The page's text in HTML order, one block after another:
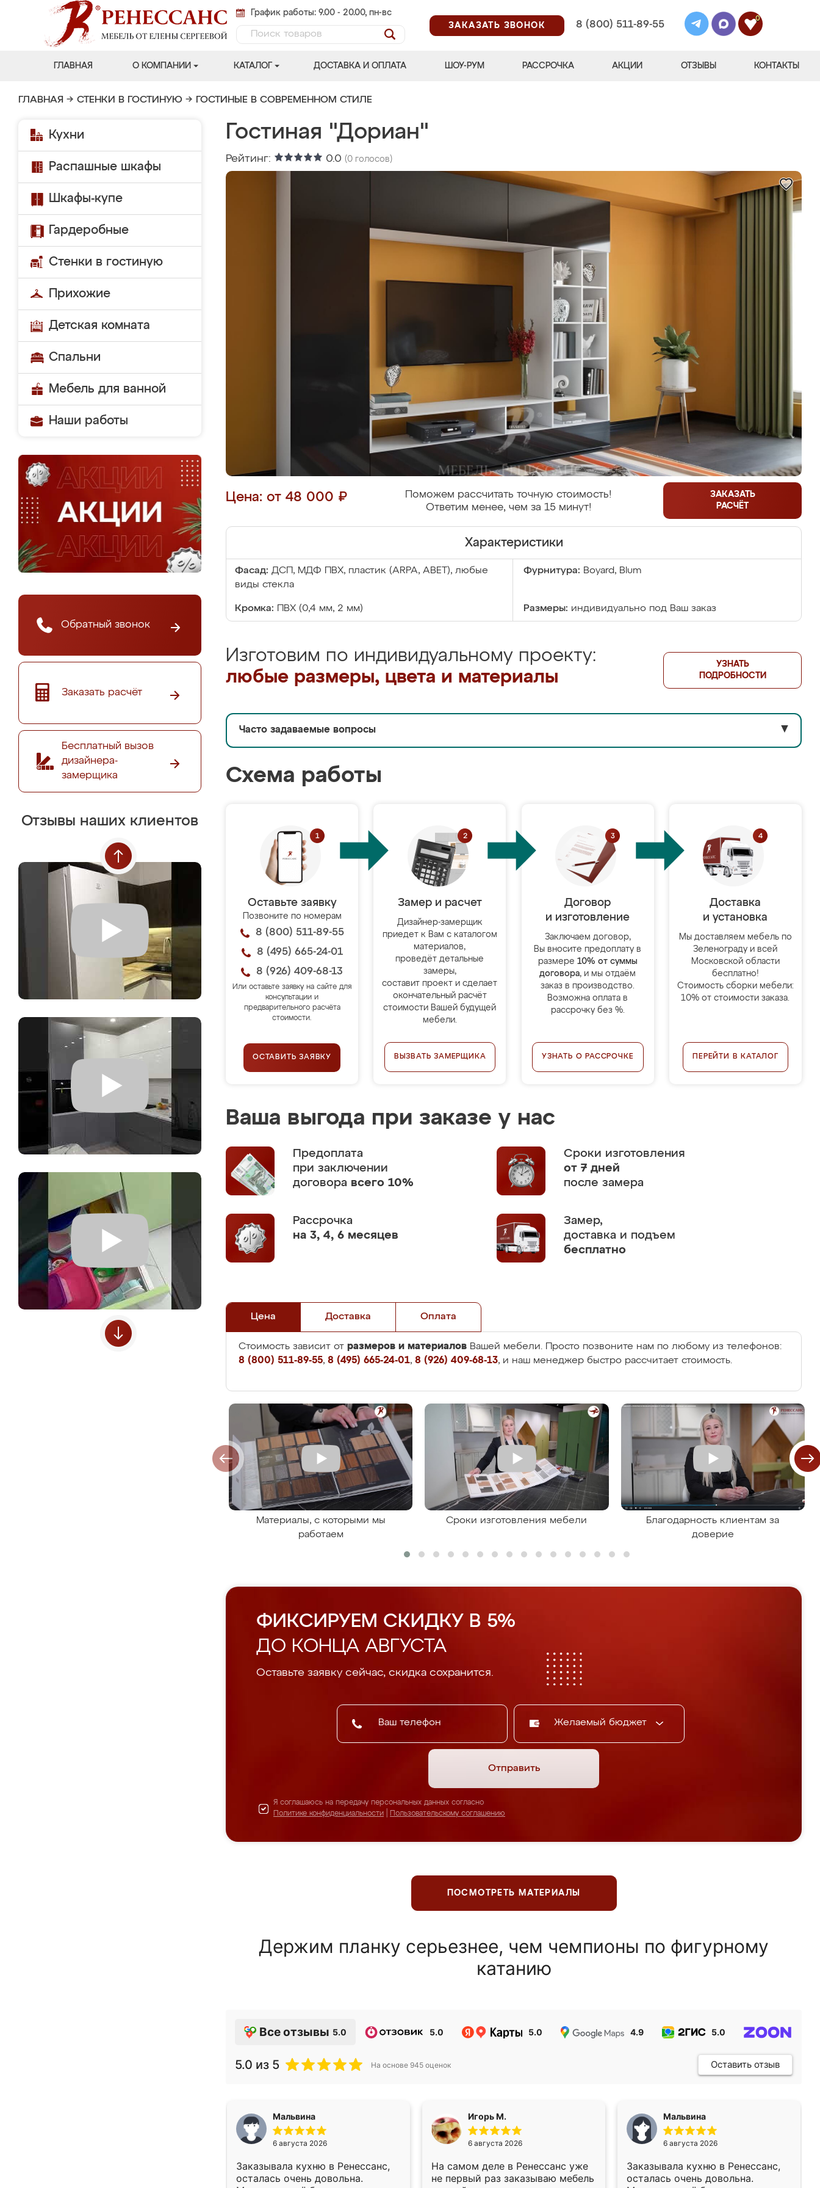
График работы: 9.00 - 20.00, пн-вс
ЗАКАЗАТЬ ЗВОНОК
8 (800) 511-89-55
0
ГЛАВНАЯ О КОМПАНИИ КАТАЛОГ ДОСТАВКА И ОПЛАТА ШОУ-РУМ РАССРОЧКА АКЦИИ ОТЗЫВЫ КОНТАКТЫ
ГЛАВНАЯ → СТЕНКИ В ГОСТИНУЮ → ГОСТИНЫЕ В СОВРЕМЕННОМ СТИЛЕ
Кухни
Распашные шкафы
Шкафы-купе
Гардеробные
Стенки в гостиную
Прихожие
Детская комната
Спальни
Мебель для ванной
Наши работы
Обратный звонок
Заказать расчёт
Бесплатный вызов
дизайнера-
замерщика
Отзывы наших клиентов
Гостиная "Дориан"
Рейтинг: 0.0 (0 голосов)
Цена: от 48 000 ₽
Поможем рассчитать точную стоимость!
Ответим менее, чем за 15 минут!
ЗАКАЗАТЬ
РАСЧЁТ
Характеристики
Фасад: ДСП, МДФ ПВХ, пластик (ARPA, ABET), любые
виды стекла
Фурнитура: Boyard, Blum
Кромка: ПВХ (0,4 мм, 2 мм) Размеры: индивидуально под Ваш заказ
Изготовим по индивидуальному проекту:
любые размеры, цвета и материалы
УЗНАТЬ
ПОДРОБНОСТИ
Часто задаваемые вопросы ▼
Схема работы
Оставьте заявку
Позвоните по номерам
8 (800) 511-89-55
8 (495) 665-24-01
8 (926) 409-68-13
Или оставьте заявку на сайте для
консультации и
предварительного расчёта
стоимости.
ОСТАВИТЬ ЗАЯВКУ
Замер и расчет
Дизайнер-замерщик
приедет к Вам с каталогом
материалов,
проведёт детальные
замеры,
составит проект и сделает
окончательный расчёт
стоимости Вашей будущей
мебели.
ВЫЗВАТЬ ЗАМЕРЩИКА
Договор
и изготовление
Заключаем договор,
Вы вносите предоплату в
размере 10% от суммы
договора, и мы отдаём
заказ в производство.
Возможна оплата в
рассрочку без %.
УЗНАТЬ О РАССРОЧКЕ
Доставка
и установка
Мы доставляем мебель по
Зеленограду и всей
Московской области
бесплатно!
Стоимость сборки мебели:
10% от стоимости заказа.
ПЕРЕЙТИ В КАТАЛОГ
Ваша выгода при заказе у нас
Предоплата
при заключении
договора всего 10%
Сроки изготовления
от 7 дней
после замера
Рассрочка
на 3, 4, 6 месяцев
Замер,
доставка и подъем
бесплатно
Цена Доставка Оплата
Стоимость зависит от размеров и материалов Вашей мебели. Просто позвоните нам по любому из телефонов:
8 (800) 511-89-55, 8 (495) 665-24-01, 8 (926) 409-68-13, и наш менеджер быстро рассчитает стоимость.
Материалы, с которыми мы
работаем
Сроки изготовления мебели
Благодарность клиентам за
доверие
ФИКСИРУЕМ СКИДКУ В 5%
ДО КОНЦА АВГУСТА
Оставьте заявку сейчас, скидка сохранится.
Желаемый бюджет
Отправить
Я соглашаюсь на передачу персональных данных согласно
Политике конфиденциальности
Пользовательскому соглашению
ПОСМОТРЕТЬ МАТЕРИАЛЫ
Держим планку серьезнее, чем чемпионы по фигурному
катанию
Все отзывы 5.0 5.0 5.0 4.9 5.0
5.0 из 5 На основе 945 оценок Оставить отзыв
Мальвина
6 августа 2026
Заказывала кухню в Ренессанс,
осталась очень довольна.
Игорь М.
6 августа 2026
На самом деле в Ренессанс уже
не первый раз заказываю мебель
Мальвина
6 августа 2026
Заказывала кухню в Ренессанс,
осталась очень довольна.